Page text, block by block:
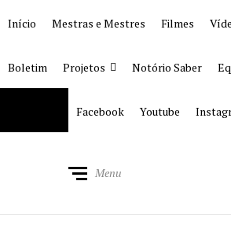
Início Mestras e Mestres Filmes
Boletim Projetos Notório Saber
Facebook Youtube
Menu